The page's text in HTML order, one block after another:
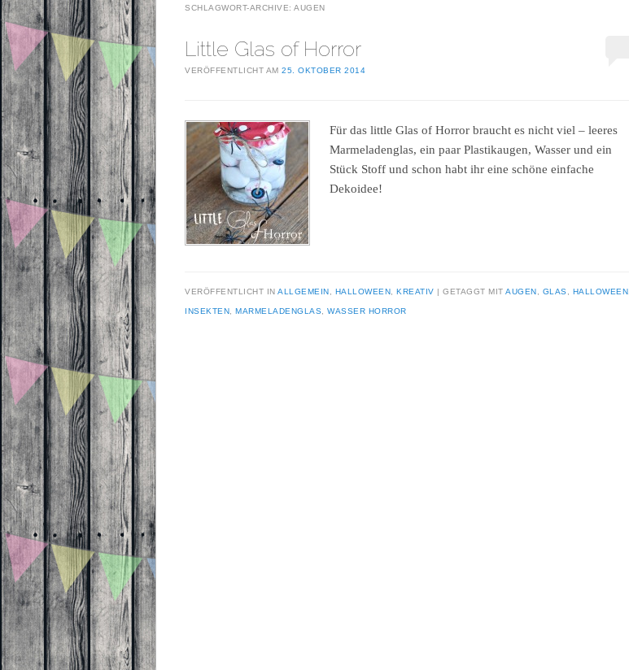
SCHLAGWORT-ARCHIVE: AUGEN
Little Glas of Horror
VERÖFFENTLICHT AM 25. OKTOBER 2014
Für das little Glas of Horror braucht es nicht viel – leeres
Marmeladenglas, ein paar Plastikaugen, Wasser und ein
Stück Stoff und schon habt ihr eine schöne einfache
Dekoidee!
VERÖFFENTLICHT IN ALLGEMEIN HALLOWEEN KREATIV GETAGGT MIT AUGEN GLAS HALLOWEEN
INSEKTEN MARMELADENGLAS WASSER HORROR